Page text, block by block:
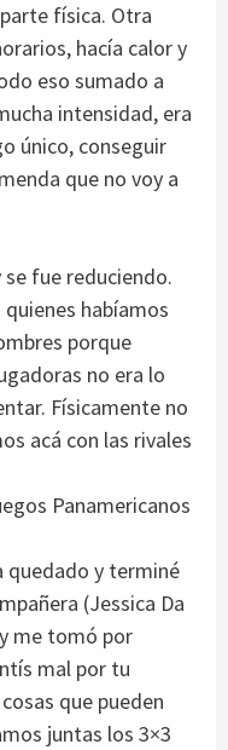
física. Otra
hacía calor y
eso sumado a
intensidad, era
único, conseguir
que no voy a
fue reduciendo.
habíamos
porque
no era lo
Físicamente no
acá con las rivales
Panamericanos
quedado y terminé
(Jessica Da
me tomó por
mal por tu
que pueden
juntas los 3×3